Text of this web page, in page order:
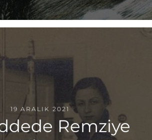
19 ARALIK 2021
Remziye